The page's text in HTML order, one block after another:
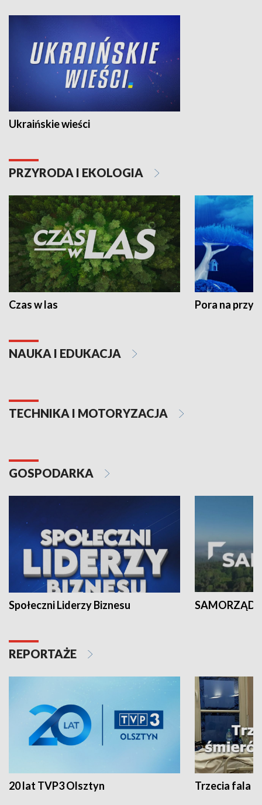
Ukraińskie wieści
PRZYRODA I EKOLOGIA
Czas w las Pora na
NAUKA I EDUKACJA
TECHNIKA I MOTORYZACJA
GOSPODARKA
Społeczni Liderzy Biznesu SAMORZĄD
REPORTAŻE
20 lat TVP3 Olsztyn Trzecia fala -